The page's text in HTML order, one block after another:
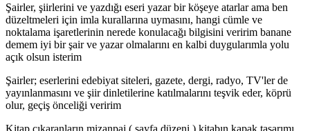
Şairler, şiirlerini ve yazdığı eseri yazar bir köşeye atarlar ama ben
düzeltmeleri için imla kurallarına uymasını, hangi cümle ve
noktalama işaretlerinin nerede konulacağı bilgisini veririm banane
demem iyi bir şair ve yazar olmalarını en kalbi duygularımla yolu
açık olsun isterim
Şairler; eserlerini edebiyat siteleri, gazete, dergi, radyo, TV'ler de
yayınlanmasını ve şiir dinletilerine katılmalarını teşvik eder, köprü
olur, geçiş önceliği veririm
Kitap çıkaranların mizanpaj ( sayfa düzeni ) kitabın kapak tasarımı